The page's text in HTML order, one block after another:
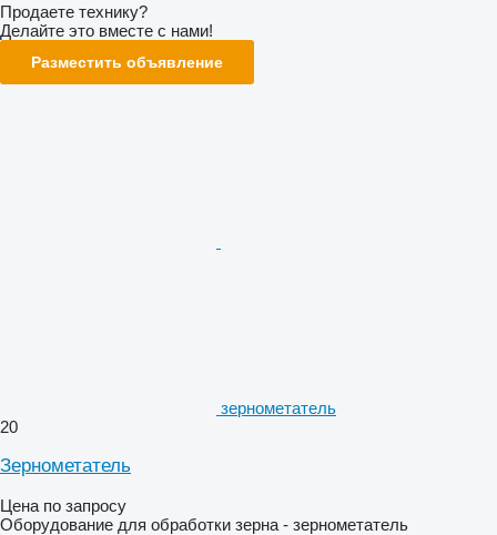
Продаете технику?
Делайте это вместе с нами!
Разместить объявление
зернометатель
20
Зернометатель
Цена по запросу
Оборудование для обработки зерна - зернометатель